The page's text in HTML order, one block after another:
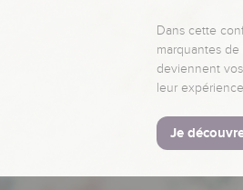
Dans cette
marquantes
deviennent
leur
Je